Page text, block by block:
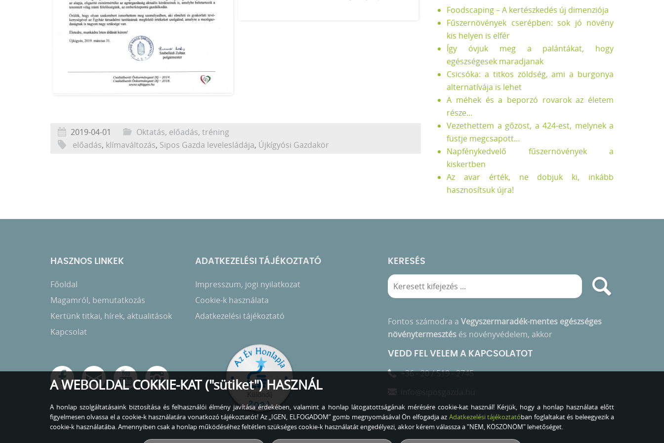
2019-04-01
Oktatás, előadás, tréning
előadás, klímaváltozás, Sipos Gazda levelesládája, Újkígyósi Gazdakör
Foodscaping – A kertészkedés új dimenziója
Fűszernövények cserépben: sok jó növény
kis helyen is elfér
Így óvjuk meg a palántákat, hogy
egészségesek maradjanak
Csicsóka: a titkos zöldség, ami a burgonya
alternatívája is lehet
A méhek és a beporzó rovarok az életem
része…
Vezethettem a gőzöst, a 424-est, melynek a
füstje megcsapott…
Napfénykedvelő fűszernövények a
kiskertben
Az avar érték, ne dobjuk ki, inkább
hasznosítsuk újra!
HASZNOS LINKEK
Főoldal
Magamról, bemutatkozás
Kertünk titkai, hírek, aktualitások
Kapcsolat
ADATKEZELÉSI TÁJÉKOZTATÓ
Impresszum, jogi nyilatkozat
Cookie-k használata
Adatkezelési tájékoztató
KERESÉS
Fontos számodra a Vegyszermaradék-mentes egészséges
növénytermesztésés növényvédelem, akkor
VEDD FEL VELEM A KAPCSOLATOT
+36 - 20 / 519 - 2745
A WEBOLDAL COKKIE-KAT ("sütiket") HASZNÁL
A honlap szolgáltatásaink biztosítása és felhasználói élmény javítása érdekében, valamint a honlap látogatottságának mérésére cookie-kat használ! Kérjük, hogy a honlap használata előtt
figyelmesen olvassa el a cookie-k használatára vonatkozó tájékoztatót! Az „IGEN, ELFOGADOM” gomb megnyomásával Ön elfogadja az Adatkezelési tájékoztatóban foglaltakat és beleegyezik a
cookie-k használatába. Amennyiben csak a honlap működéséhez feltétlen szükséges cookie-k használatát engedélyezi, akkor kérem válassza a "NEM, KÖSZÖNÖM" lehetőséget.